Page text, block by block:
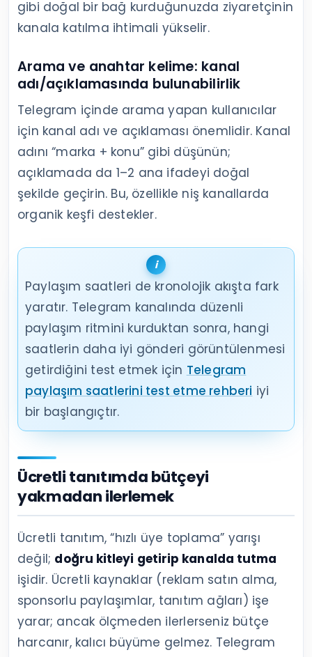
gibi doğal bir bağ kurduğunuzda ziyaretçinin
kanala katılma ihtimali yükselir.
Arama ve anahtar kelime: kanal
adı/açıklamasında bulunabilirlik
Telegram içinde arama yapan kullanıcılar
için kanal adı ve açıklaması önemlidir. Kanal
adını “marka + konu” gibi düşünün;
açıklamada da 1–2 ana ifadeyi doğal
şekilde geçirin. Bu, özellikle niş kanallarda
organik keşfi destekler.
Paylaşım saatleri de kronolojik akışta fark
yaratır. Telegram kanalında düzenli
paylaşım ritmini kurduktan sonra, hangi
saatlerin daha iyi gönderi görüntülenmesi
getirdiğini test etmek için Telegram
paylaşım saatlerini test etme rehberi iyi
bir başlangıçtır.
Ücretli tanıtımda bütçeyi
yakmadan ilerlemek
Ücretli tanıtım, “hızlı üye toplama” yarışı
değil; doğru kitleyi getirip kanalda tutma
işidir. Ücretli kaynaklar (reklam satın alma,
sponsorlu paylaşımlar, tanıtım ağları) işe
yarar; ancak ölçmeden ilerlerseniz bütçe
harcanır, kalıcı büyüme gelmez. Telegram